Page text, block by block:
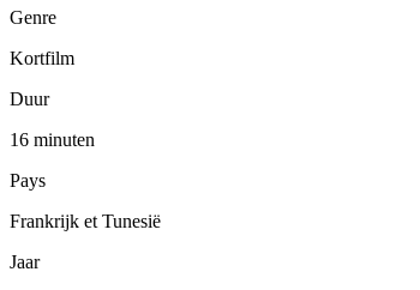
Genre
Kortfilm
Duur
16 minuten
Pays
Frankrijk et Tunesië
Jaar